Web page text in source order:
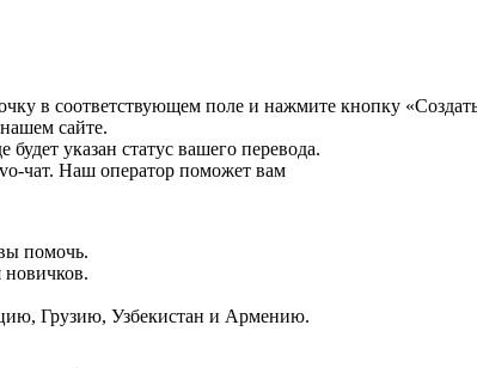
в соответствующем поле и нажмите кнопку
сайте.
указан статус вашего перевода.
чат. Наш оператор поможет вам
помочь.
новичков.
Грузию, Узбекистан и Армению.